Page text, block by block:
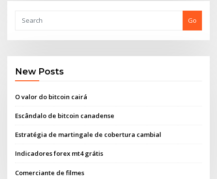
Go
New Posts
O valor do bitcoin cairá
Escândalo de bitcoin canadense
Estratégia de martingale de cobertura cambial
Indicadores forex mt4 grátis
Comerciante de filmes